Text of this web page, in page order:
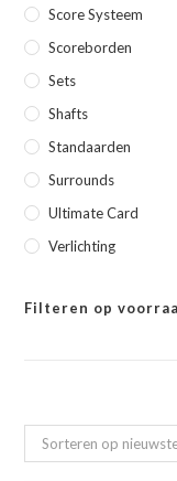
Score Systeem
Scoreborden
Sets
Shafts
Standaarden
Surrounds
Ultimate Card
Verlichting
Filteren op
Sorteren op